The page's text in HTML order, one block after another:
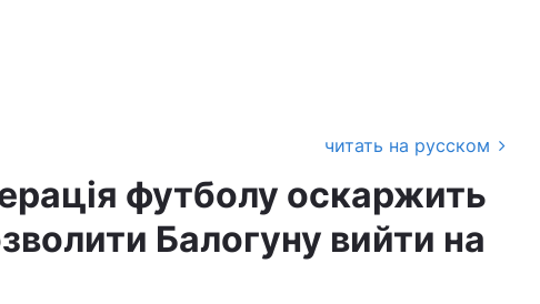
читать на русском
футболу оскаржить
Балогуну вийти на